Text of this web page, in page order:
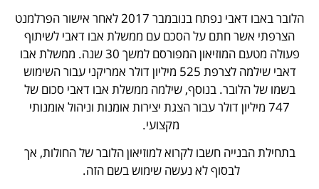
הלובר באבו דאבי נפתח בנובמבר 2017 לאחר אישור הפרלמנט
הצרפתי אשר חתם על הסכם עם ממשלת אבו דאבי לשיתוף
פעולה מטעם המוזיאון המפורסם למשך 30 שנה. ממשלת אבו
דאבי שילמה לצרפת 525 מיליון דולר אמריקני עבור השימוש
בשמו של הלובר. בנוסף, שילמה ממשלת אבו דאבי סכום של
747 מיליון דולר עבור הצגת יצירות אומנות וניהול אומנותי
מקצועי.
בתחילת הבנייה חשבו לקרוא למוזיאון הלובר של החולות, אך
לבסוף לא נעשה שימוש בשם הזה.